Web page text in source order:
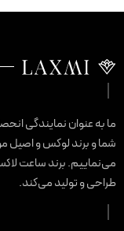
ما به عنوان نمایندگی
می‌نماییم. برند ساعت
طراحی و تولید می‌کند.